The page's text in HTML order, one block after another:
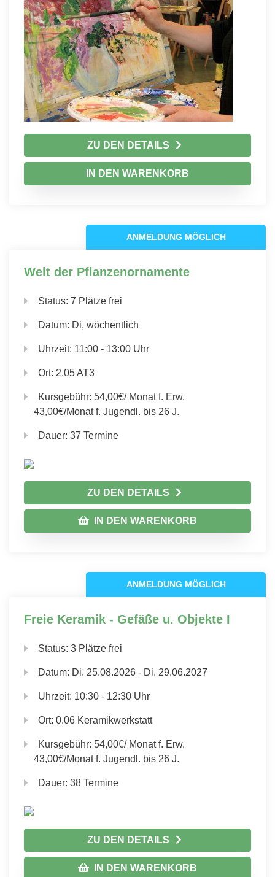
ZU DEN DETAILS
IN DEN WARENKORB
ANMELDUNG MÖGLICH
Welt der Pflanzenornamente
Status:7 Plätze frei
Datum: Di, wöchentlich
Uhrzeit: 11:00 - 13:00 Uhr
Ort: 2.05 AT3
Kursgebühr:54,00€/ Monat f. Erw.
43,00€/Monat f. Jugendl. bis 26 J.
Dauer:37 Termine
ZU DEN DETAILS
IN DEN WARENKORB
ANMELDUNG MÖGLICH
Freie Keramik - Gefäße u. Objekte I
Status:3 Plätze frei
Datum: Di. 25.08.2026 - Di. 29.06.2027
Uhrzeit: 10:30 - 12:30 Uhr
Ort:0.06 Keramikwerkstatt
Kursgebühr:54,00€/ Monat f. Erw.
43,00€/Monat f. Jugendl. bis 26 J.
Dauer:38 Termine
ZU DEN DETAILS
IN DEN WARENKORB